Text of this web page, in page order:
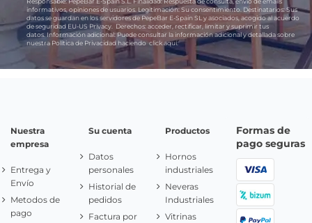
informativos, opiniones de usuarios. Legitimación: Su consentimiento. Destinatarios: Sus
datos se guardan en los servidores de PepeBar E-Spain SL y asociados, acogido al acuerdo
de seguridad EU-US Privacy.
Derechos: acceder, rectificar, limitar y suprimir tus
datos. Información adicional:Puede consultar la información adicional y detallada sobre
nuestra Política de Privacidad haciendoclick aquí.
Nuestra
empresa
Entrega y
Envío
Metodos de
pago
Su cuenta
Datos
personales
Historial de
pedidos
Factura por
Productos
Hornos
industriales
Neveras
Industriales
Vitrinas
Formas de
pago seguras